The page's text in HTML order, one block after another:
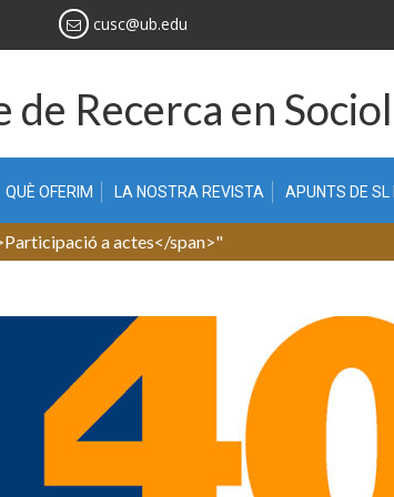
cusc@ub.edu
de Recerca en
QUÈ OFERIM LA NOSTRA REVISTA APUNTS DE SL I
a actes</span>"